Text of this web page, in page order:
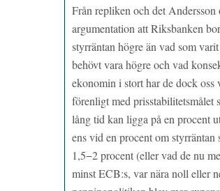
Från repliken och det
argumentation att Riksbanken
styrräntan högre än vad som
behövt vara högre och vad
ekonomin i stort har de dock oss
förenligt med
lång tid kan ligga på en procent
ens vid en procent om
1,5−2 procent (eller vad de nu
minst ECB:s, var nära noll eller